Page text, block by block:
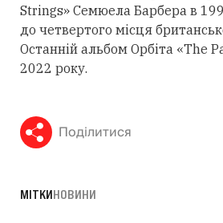
Strings» Семюела Барбера в
до четвертого місця
Останній альбом Орбіта «The
2022 року.
Поділитися
МІТКИНОВИНИ